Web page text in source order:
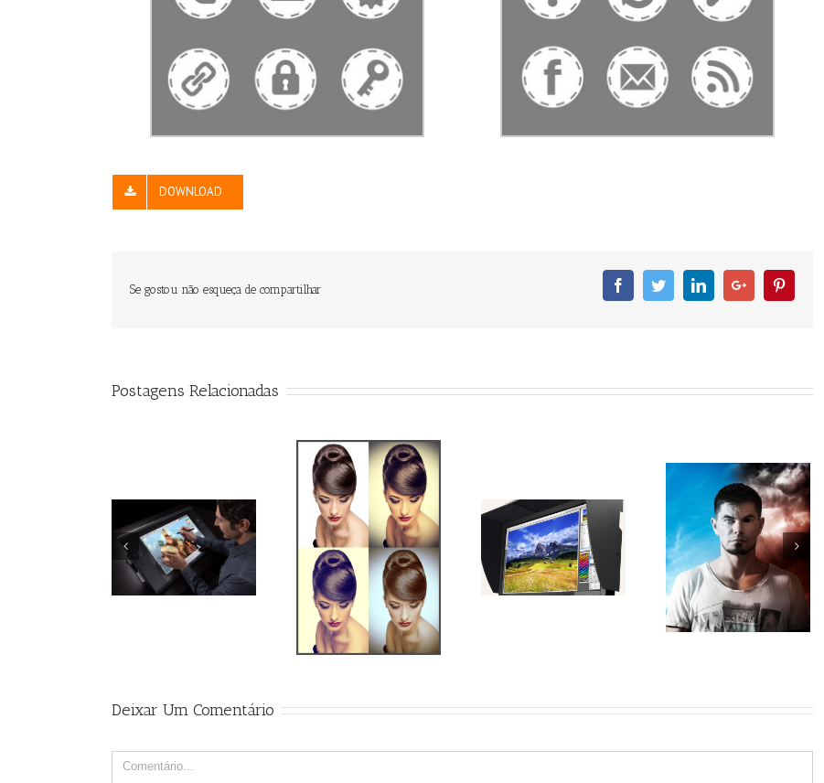
DOWNLOAD
Se gostou não esqueça de compartilhar FacebookTwitterLinkedinGoogleplus
Postagens Relacionadas
Action Efeito Retro
Qual o melhor
monitor para
tratamento de
imagem?
Entrevista de Sandro
Sampaio para o site
Photopro
Transformando
completamente uma
foto no Photoshop
Deixar Um Comentário
Comment